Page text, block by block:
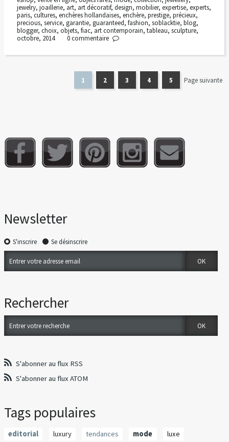
jewelry, joaillerie, art, art décoratif, design, mobilier, expertise, experts,
paris, cultures, enchères hollandaises, enchère, prestige, précieux,
precious, service, garantie, guaranteed, fashion, soblacktie, blog,
blogger, choix, objets, fiac, art contemporain, tableau, sculpture,
octobre, 2014 0commentaire
1 2 3 4 5 Page suivante
Newsletter
S'inscrire Se désinscrire
Rechercher
S'abonner au flux RSS
S'abonner au flux ATOM
Tags populaires
editorial luxury tendances mode
luxe